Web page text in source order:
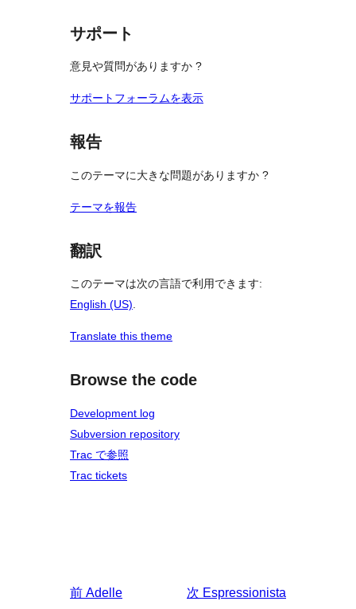
サポート
意見や質問がありますか ?
サポートフォーラムを表示
報告
このテーマに大きな問題がありますか ?
テーマを報告
翻訳
このテーマは次の言語で利用できます:
English (US).
Translate this theme
Browse the code
Development log
Subversion repository
Trac で参照
Trac tickets
前 Adelle 次 Espressionista